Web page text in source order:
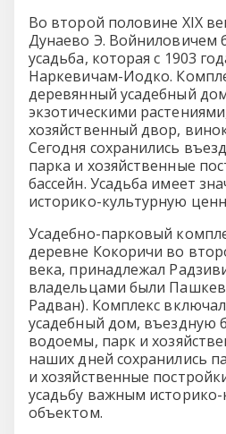
Во второй половине XIX
Дунаево Э. Войниловичем
усадьба, которая с 1903
Наркевичам-Иодко.
деревянный усадебный
экзотическими
хозяйственный двор,
Сегодня сохранились
парка и хозяйственные
бассейн. Усадьба имеет
историко-культурную
Усадебно-парковый
деревне Кокоричи во
века, принадлежал
владельцами были
Радван). Комплекс
усадебный дом, въездную
водоемы, парк и
наших дней сохранились
и хозяйственные
усадьбу важным
объектом.